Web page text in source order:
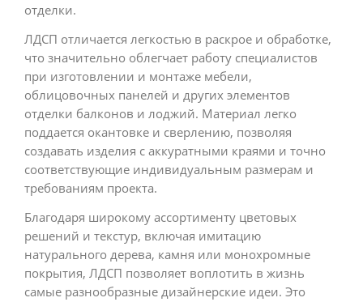
отделки.
ЛДСП отличается легкостью в раскрое и обработке,
что значительно облегчает работу специалистов
при изготовлении и монтаже мебели,
облицовочных панелей и других элементов
отделки балконов и лоджий. Материал легко
поддается окантовке и сверлению, позволяя
создавать изделия с аккуратными краями и точно
соответствующие индивидуальным размерам и
требованиям проекта.
Благодаря широкому ассортименту цветовых
решений и текстур, включая имитацию
натурального дерева, камня или монохромные
покрытия, ЛДСП позволяет воплотить в жизнь
самые разнообразные дизайнерские идеи. Это